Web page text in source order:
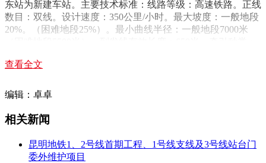
东站为新建车站。主要技术标准：线路等级：高速铁路。正线
数目：双线。设计速度：350公里/小时。最大坡度：一般地段
20%。（困难地段25%）。最小曲线半径：一般地段7000米
挥方式：调度集中。最小行车间隔：3分钟。
第一名:中铁十一局集团建筑安装工程有限公司
投标报价:336531586.00
查看全文
编辑：卓卓
相关新闻
昆明地铁1、2号线首期工程、1号线支线及3号线站台门
委外维护项目